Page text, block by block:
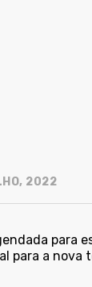
2022
para
para a nova